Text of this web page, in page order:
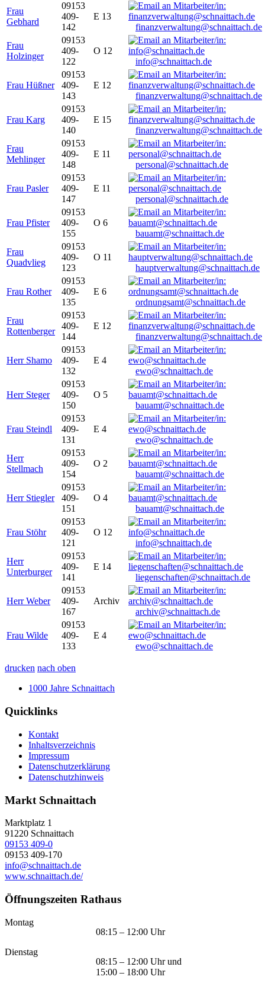
Frau
Gebhard
09153
409-
142
E 13
finanzverwaltung@schnaittach.de
Frau
Holzinger
09153
409-
122
O 12
info@schnaittach.de
Frau Hüßner
09153
409-
143
E 12
finanzverwaltung@schnaittach.de
Frau Karg
09153
409-
140
E 15
finanzverwaltung@schnaittach.de
Frau
Mehlinger
09153
409-
148
E 11
personal@schnaittach.de
Frau Pasler
09153
409-
147
E 11
personal@schnaittach.de
Frau Pfister
09153
409-
155
O 6
bauamt@schnaittach.de
Frau
Quadvlieg
09153
409-
123
O 11
hauptverwaltung@schnaittach.de
Frau Rother
09153
409-
135
E 6
ordnungsamt@schnaittach.de
Frau
Rottenberger
09153
409-
144
E 12
finanzverwaltung@schnaittach.de
Herr Shamo
09153
409-
132
E 4
ewo@schnaittach.de
Herr Steger
09153
409-
150
O 5
bauamt@schnaittach.de
Frau Steindl
09153
409-
131
E 4
ewo@schnaittach.de
Herr
Stellmach
09153
409-
154
O 2
bauamt@schnaittach.de
Herr Stiegler
09153
409-
151
O 4
bauamt@schnaittach.de
Frau Stöhr
09153
409-
121
O 12
info@schnaittach.de
Herr
Unterburger
09153
409-
141
E 14
liegenschaften@schnaittach.de
Herr Weber
09153
409-
167
Archiv
archiv@schnaittach.de
Frau Wilde
09153
409-
133
E 4
ewo@schnaittach.de
drucken nach oben
1000 Jahre Schnaittach
Quicklinks
Kontakt
Inhaltsverzeichnis
Impressum
Datenschutzerklärung
Datenschutzhinweis
Markt Schnaittach
Marktplatz 1
91220 Schnaittach
09153 409-0
09153 409-170
info@schnaittach.de
www.schnaittach.de/
Öffnungszeiten Rathaus
Montag
08:15 – 12:00 Uhr
Dienstag
08:15 – 12:00 Uhr und
15:00 – 18:00 Uhr